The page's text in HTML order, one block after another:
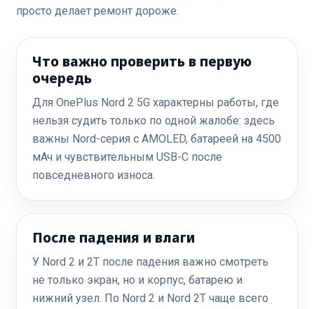
просто делает ремонт дороже.
Что важно проверить в первую
очередь
Для OnePlus Nord 2 5G характерны работы, где
нельзя судить только по одной жалобе: здесь
важны Nord-серия с AMOLED, батареей на 4500
мАч и чувствительным USB-C после
повседневного износа.
После падения и влаги
У Nord 2 и 2T после падения важно смотреть
не только экран, но и корпус, батарею и
нижний узел. По Nord 2 и Nord 2T чаще всего